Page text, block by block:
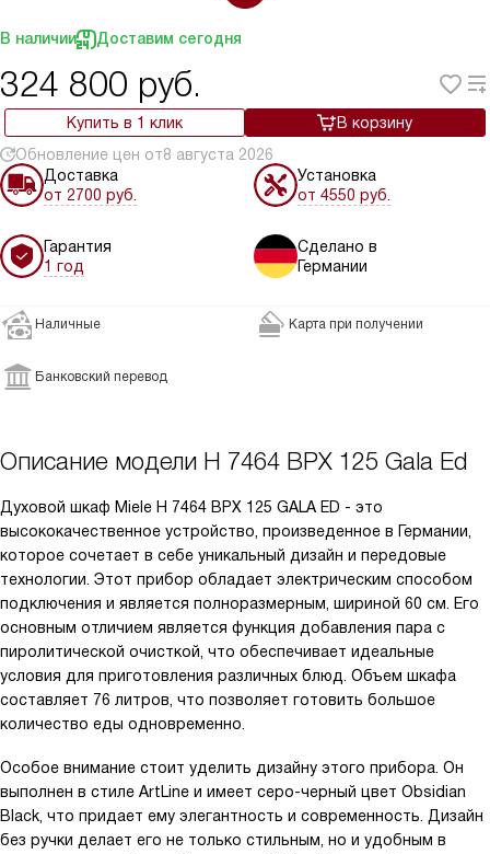
В наличии Доставим сегодня
324 800 руб.
Купить в 1 клик
В корзину
Обновление цен от8 августа 2026
Доставка
от 2700 руб.
Установка
от 4550 руб.
Гарантия
1 год
Сделано в
Германии
Наличные Карта при получении
Банковский перевод
Описание модели H 7464 BPX 125 Gala Ed
Духовой шкаф Miele H 7464 BPX 125 GALA ED - это
высококачественное устройство, произведенное в Германии,
которое сочетает в себе уникальный дизайн и передовые
технологии. Этот прибор обладает электрическим способом
подключения и является полноразмерным, шириной 60 см. Его
основным отличием является функция добавления пара с
пиролитической очисткой, что обеспечивает идеальные
условия для приготовления различных блюд. Объем шкафа
составляет 76 литров, что позволяет готовить большое
количество еды одновременно.
Особое внимание стоит уделить дизайну этого прибора. Он
выполнен в стиле ArtLine и имеет серо-черный цвет Obsidian
Black, что придает ему элегантность и современность. Дизайн
без ручки делает его не только стильным, но и удобным в